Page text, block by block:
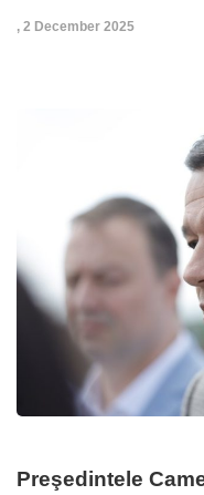
, 2 December 2025
Preşedintele